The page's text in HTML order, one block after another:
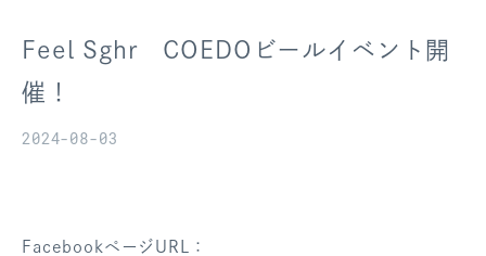
ショッピングバッグを見る
Feel Sghr COEDOビールイベント開
催！
2024-08-03
FacebookページURL：